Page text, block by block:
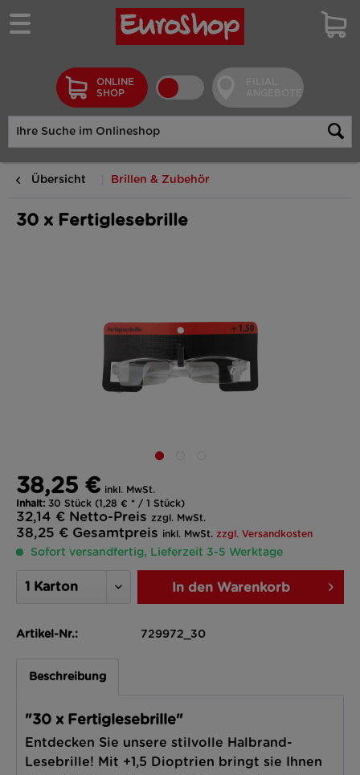
ONLINE
SHOP
Übersicht Brillen & Zubehör
30 x Fertiglesebrille
38,25 € inkl. MwSt.
Inhalt: 30 Stück (1,28 € * / 1 Stück)
32,14 € Netto-Preis zzgl. MwSt.
38,25 € Gesamtpreis inkl. MwSt. zzgl. Versandkosten
Sofort versandfertig, Lieferzeit 3-5 Werktage
In den Warenkorb
Artikel-Nr.: 729972_30
Beschreibung
"30 x Fertiglesebrille"
Entdecken Sie unsere stilvolle Halbrand-
Lesebrille! Mit +1,5 Dioptrien bringt sie Ihnen